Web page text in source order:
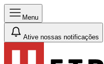
Menu
Ative nossas notificações